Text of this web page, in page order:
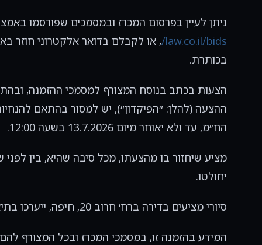
ניתן לעיין בפרסום המכרז ובמסמכים שפורסמו
law.co.il/bids/ , או לקבלם בדואר אלקטרוני חוזר
בכותרת.
ההצעה (להלן: ״הפיקדון״), יש למסור בהתאם
הח״מ, עד ולא יאוחר מיום 13.7.2026 בשעה 12:00.
מציע שיחזור בו מהצעתו, מכל סיבה שהיא, בין
יחולטו.
סיורי מציעים בדירה ברח׳ חרוב 20, חיפה, ייערכו בתיאום מראש מול משרד הח״מ.
המידע בהזמנה זו, במסמכי המכרז ובכל המצורף להם,